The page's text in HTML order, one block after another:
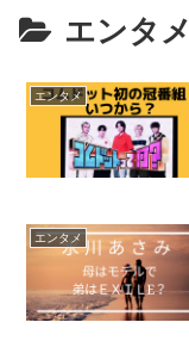
エンタメ
エンタメ
エンタメ